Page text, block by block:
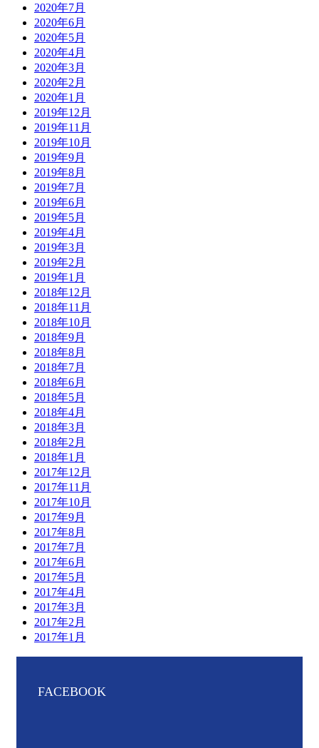
2020年7月
2020年6月
2020年5月
2020年4月
2020年3月
2020年2月
2020年1月
2019年12月
2019年11月
2019年10月
2019年9月
2019年8月
2019年7月
2019年6月
2019年5月
2019年4月
2019年3月
2019年2月
2019年1月
2018年12月
2018年11月
2018年10月
2018年9月
2018年8月
2018年7月
2018年6月
2018年5月
2018年4月
2018年3月
2018年2月
2018年1月
2017年12月
2017年11月
2017年10月
2017年9月
2017年8月
2017年7月
2017年6月
2017年5月
2017年4月
2017年3月
2017年2月
2017年1月
FACEBOOK